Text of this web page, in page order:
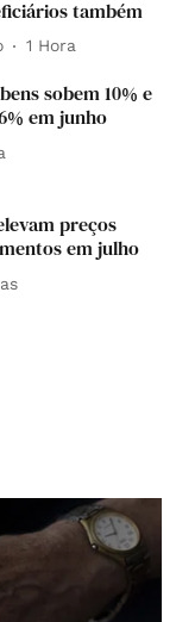
também
1 Hora
sobem 10% e
em junho
preços
em julho